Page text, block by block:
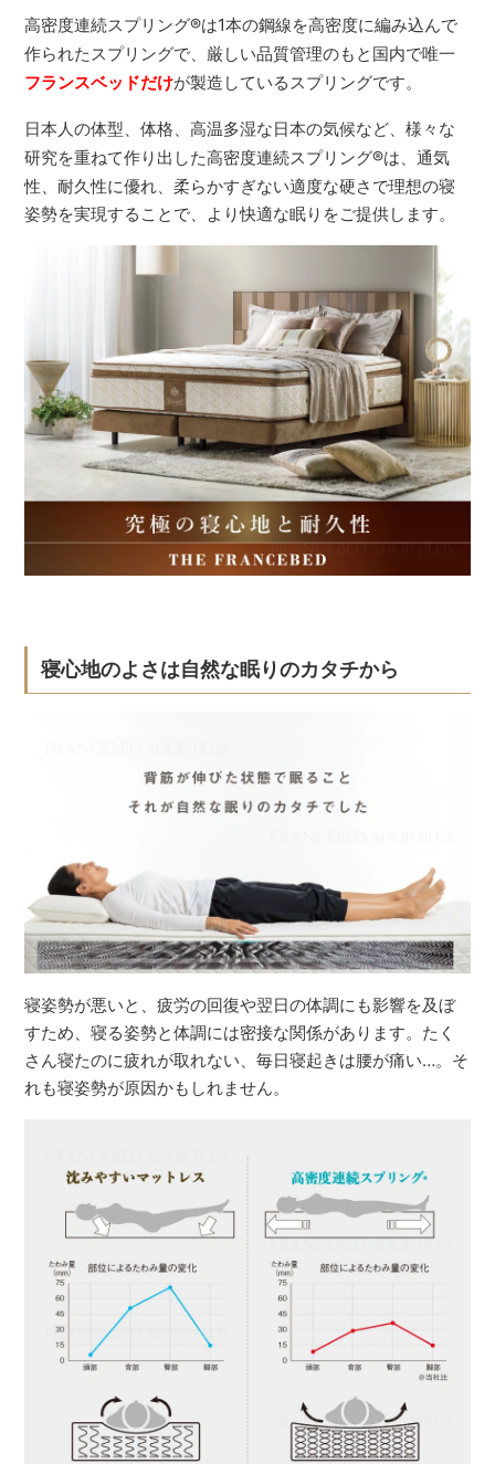
高密度連続スプリング®は1本の鋼線を高密度に編み込んで
作られたスプリングで、厳しい品質管理のもと国内で唯一
フランスベッドだけが製造しているスプリングです。
日本人の体型、体格、高温多湿な日本の気候など、様々な
研究を重ねて作り出した高密度連続スプリング®は、通気
性、耐久性に優れ、柔らかすぎない適度な硬さで理想の寝
姿勢を実現することで、より快適な眠りをご提供します。
寝心地のよさは自然な眠りのカタチから
寝姿勢が悪いと、疲労の回復や翌日の体調にも影響を及ぼ
すため、寝る姿勢と体調には密接な関係があります。たく
さん寝たのに疲れが取れない、毎日寝起きは腰が痛い…。そ
れも寝姿勢が原因かもしれません。